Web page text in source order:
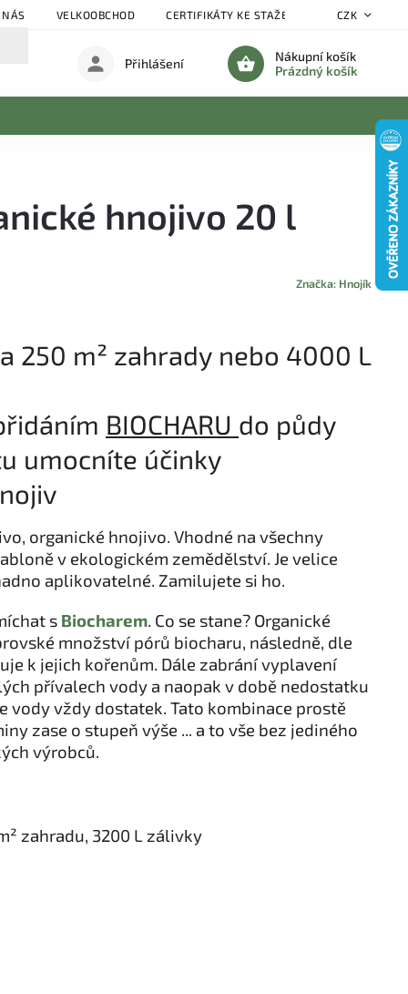
NÁS VELKOOBCHOD CERTIFIKÁTY KE STAŽENÍ BLOG
CZK
Nákupní košík
Prázdný košík
Přihlášení
hnojivo 20 l
Značka: Hnojík
250 m² zahrady nebo 4000 L
BIOCHARU do půdy
umocníte účinky
organické hnojivo. Vhodné na všechny
v ekologickém zemědělství. Je velice
aplikovatelné. Zamilujete si ho.
s Biocharem. Co se stane? Organické
množství pórů biocharu, následně, dle
k jejich kořenům. Dále zabrání vyplavení
přívalech vody a naopak v době nedostatku
vody vždy dostatek. Tato kombinace prostě
zase o stupeň výše ... a to vše bez jediného
výrobců.
zahradu, 3200 L zálivky